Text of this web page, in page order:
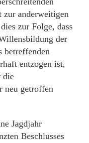
zur anderweitigen
zur Folge, dass
der
betreffenden
entzogen ist,
die
neu getroffen
Jagdjahr
Beschlusses